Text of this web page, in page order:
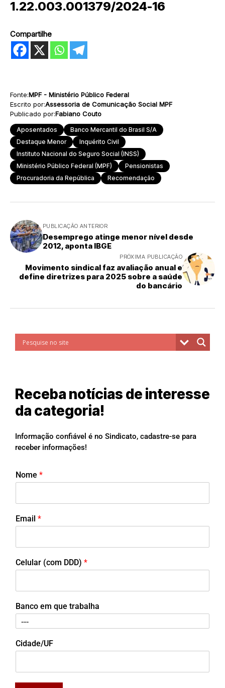
1.22.003.001379/2024-16
Compartilhe
Fonte:MPF - Ministério Público Federal
Escrito por:Assessoria de Comunicação Social MPF
Publicado por:Fabiano Couto
Aposentados
Banco Mercantil do Brasil S/A
Destaque Menor
Inquérito Civil
Instituto Nacional do Seguro Social (INSS)
Ministério Público Federal (MPF)
Pensionistas
Procuradoria da República
Recomendação
PUBLICAÇÃO ANTERIOR
Desemprego atinge menor nível desde
2012, aponta IBGE
PRÓXIMA PUBLICAÇÃO
Movimento sindical faz avaliação anual e
define diretrizes para 2025 sobre a saúde
do bancário
Receba notícias de interesse
da categoria!
Informação confiável é no Sindicato, cadastre-se para
receber informações!
Nome *
Email *
Celular (com DDD) *
Banco em que trabalha
Cidade/UF